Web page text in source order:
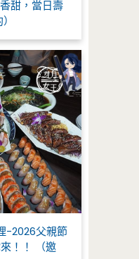
甜，當日壽
-2026父親節
！！ （邀